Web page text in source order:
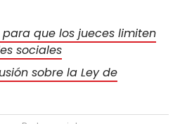
que los jueces limiten
sociales
sobre la Ley de